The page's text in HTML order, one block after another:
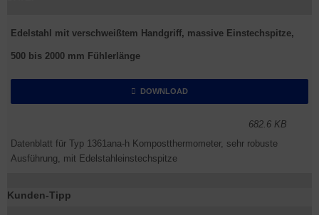
Edelstahl mit verschweißtem Handgriff, massive Einstechspitze,
500 bis 2000 mm Fühlerlänge
DOWNLOAD
682.6 KB
Datenblatt für Typ 1361ana-h Kompostthermometer, sehr robuste
Ausführung, mit Edelstahleinstechspitze
Kunden-Tipp